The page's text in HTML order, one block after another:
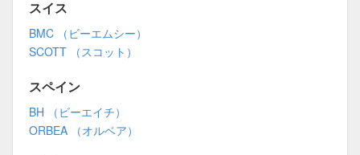
スイス
BMC （ビーエムシー）
SCOTT （スコット）
スペイン
BH （ビーエイチ）
ORBEA （オルベア）